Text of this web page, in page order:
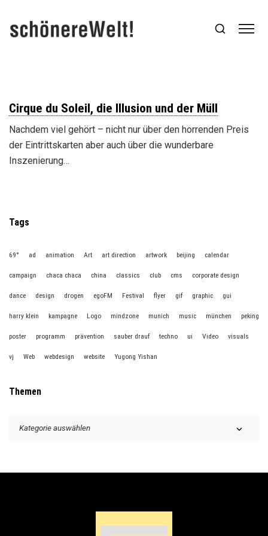
Cirque du Soleil, die Illusion und der Müll
Nachdem viel gehört – nicht nur über den horrenden Preis
der Eintrittskarten aber auch über die wunderbare
Inszenierung…
Tags
69° ad animation Art art direction artwork beijing calendar
campaign chaca chaca china classics club cms corporate design
dance design drogen egoFM Festival flyer gif graphic gui
harry klein kampagne Logo mindzone munich music münchen peking
poster programm prävention sauber drauf techno ui Video visuals
vj Web webdesign website Yugong Yishan
Themen